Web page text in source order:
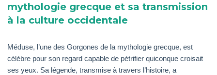
mythologie grecque et sa transmission
à la culture occidentale
Méduse, l’une des Gorgones de la mythologie grecque, est
célèbre pour son regard capable de pétrifier quiconque croisait
ses yeux. Sa légende, transmise à travers l’histoire, a